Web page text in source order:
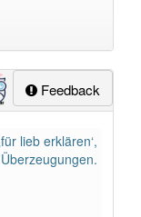
Feedback
lieb erklären‘,